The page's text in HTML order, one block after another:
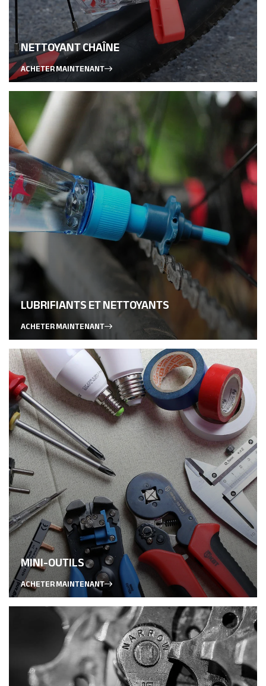
NETTOYANT CHAÎNE
ACHETER MAINTENANT
LUBRIFIANTS ET NETTOYANTS
ACHETER MAINTENANT
MINI-OUTILS
ACHETER MAINTENANT